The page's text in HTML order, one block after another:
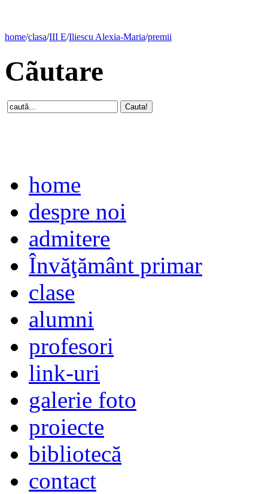
home/clasa/III E/Iliescu Alexia-Maria/premii
Cãutare
home
despre noi
admitere
Învăţământ primar
clase
alumni
profesori
link-uri
galerie foto
proiecte
bibliotecă
contact